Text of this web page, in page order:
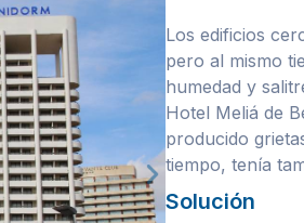
Los edificios
pero al mismo
humedad y
Hotel Meliá de
producido
tiempo, tenía
Solución